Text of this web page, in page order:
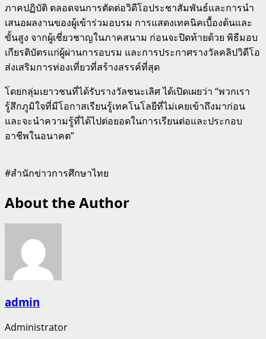
ภาคปฏิบัติ ตลอดจนการตัดต่อวิดีโอประชาสัมพันธ์และการนำ
เสนอผลงานของผู้เข้าร่วมอบรม การแสดงเทคนิคเบื้องต้นและ
ขั้นสูง จากผู้เชี่ยวชาญในภาคสนาม ก่อนจะปิดท้ายด้วย พิธีมอบ
เกียรติบัตรแก่ผู้ผ่านการอบรม และการประกาศรางวัลคลิปวิดีโอ
ส่งเสริมการท่องเที่ยวที่สร้างสรรค์ที่สุด
โดยกลุ่มเยาวชนที่ได้รับรางวัลชนะเลิศ ได้เปิดเผยว่า “พวกเรา
รู้สึกภูมิใจที่มีโอกาสเรียนรู้เทคโนโลยีที่ไม่เคยเข้าถึงมาก่อน
และจะนำความรู้ที่ได้ไปต่อยอดในการเรียนต่อและประกอบ
อาชีพในอนาคต”
#สำนักข่าวการศึกษาไทย
About the Author
admin
Administrator